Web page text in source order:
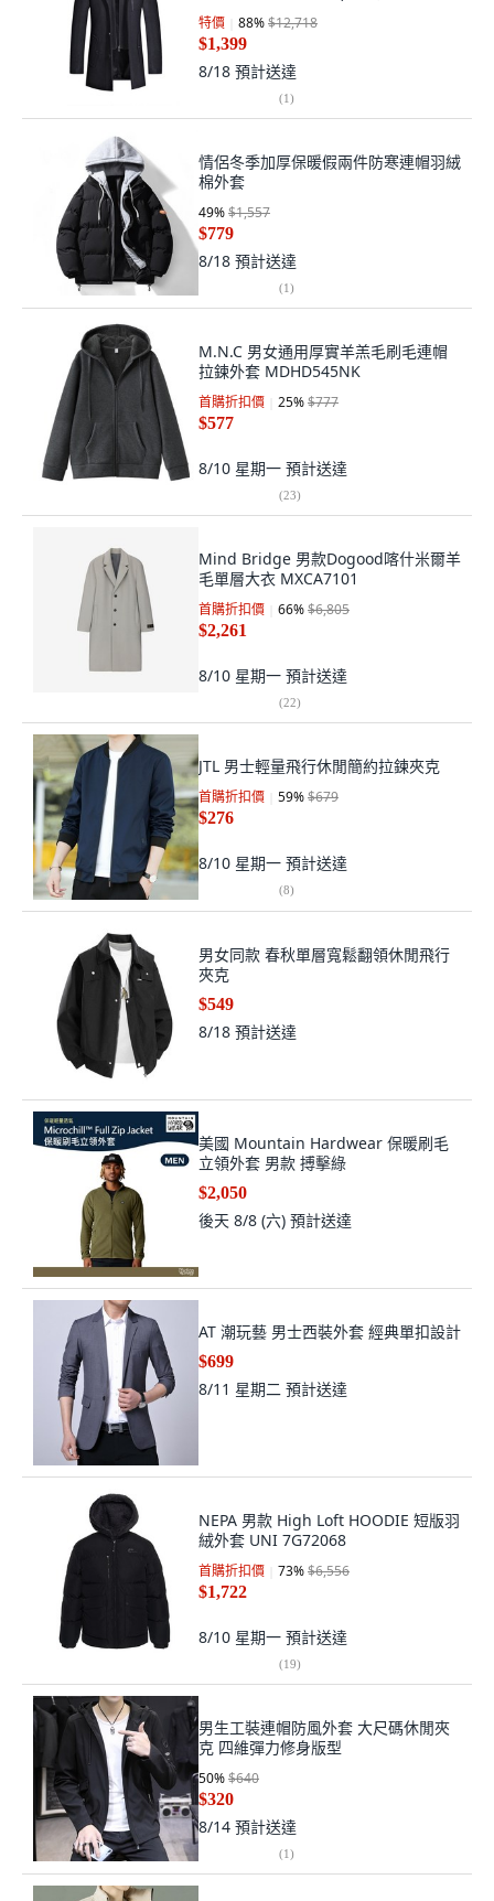
特價 88%$12,718
$1,399
8/18 預計送達
(1)
情侶冬季加厚保暖假兩件防寒連帽羽絨
棉外套
49%$1,557
$779
8/18 預計送達
(1)
M.N.C 男女通用厚實羊羔毛刷毛連帽
拉鍊外套 MDHD545NK
首購折扣價 25%$777
$577
8/10 星期一 預計送達
(23)
Mind Bridge 男款Dogood喀什米爾羊
毛單層大衣 MXCA7101
首購折扣價 66%$6,805
$2,261
8/10 星期一 預計送達
(22)
JTL 男士輕量飛行休閒簡約拉鍊夾克
首購折扣價 59%$679
$276
8/10 星期一 預計送達
(8)
男女同款 春秋單層寬鬆翻領休閒飛行
夾克
$549
8/18 預計送達
美國 Mountain Hardwear 保暖刷毛
立領外套 男款 搏擊綠
$2,050
後天 8/8 (六) 預計送達
AT 潮玩藝 男士西裝外套 經典單扣設計
$699
8/11 星期二 預計送達
NEPA 男款 High Loft HOODIE 短版羽
絨外套 UNI 7G72068
首購折扣價 73%$6,556
$1,722
8/10 星期一 預計送達
(19)
男生工裝連帽防風外套 大尺碼休閒夾
克 四維彈力修身版型
50%$640
$320
8/14 預計送達
(1)